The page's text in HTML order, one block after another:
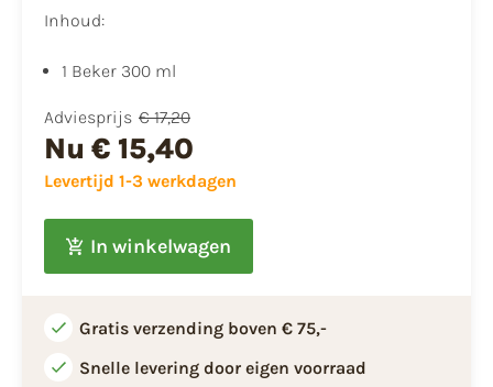
Inhoud:
1 Beker 300 ml
Adviesprijs € 17,20
Nu € 15,40
Levertijd 1-3 werkdagen
In winkelwagen
Gratis verzending boven € 75,-
Snelle levering door eigen voorraad